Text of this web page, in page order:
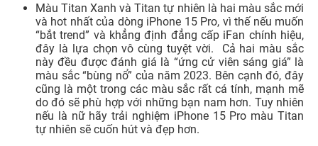
Màu Titan Xanh và Titan tự nhiên là hai màu sắc mới
và hot nhất của dòng iPhone 15 Pro, vì thế nếu muốn
“bắt trend” và khẳng định đẳng cấp iFan chính hiệu,
đây là lựa chọn vô cùng tuyệt vời. Cả hai màu sắc
này đều được đánh giá là “ứng cử viên sáng giá” là
màu sắc “bùng nổ” của năm 2023. Bên cạnh đó, đây
cũng là một trong các màu sắc rất cá tính, mạnh mẽ
do đó sẽ phù hợp với những bạn nam hơn. Tuy nhiên
nếu là nữ hãy trải nghiệm iPhone 15 Pro màu Titan
tự nhiên sẽ cuốn hút và đẹp hơn.